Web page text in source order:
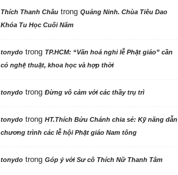
Thích Thanh Châutrong Quảng Ninh. Chùa Tiêu Dao
Khóa Tu Học Cuối Năm
tonydotrong TP.HCM: “Văn hoá nghi lễ Phật giáo” cần
có nghệ thuật, khoa học và hợp thời
tonydotrong Đừng vô cảm với các thầy trụ trì
tonydotrong HT.Thích Bửu Chánh chia sẻ: Kỹ năng dẫn
chương trình các lễ hội Phật giáo Nam tông
tonydotrong Góp ý với Sư cô Thích Nữ Thanh Tâm